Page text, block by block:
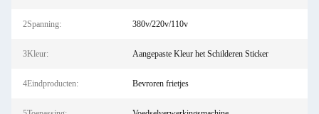
2Spanning: 380v/220v/110v
3Kleur: Aangepaste Kleur het Schilderen Sticker
4Eindproducten: Bevroren frietjes